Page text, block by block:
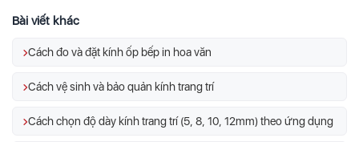
Bài viết khác
Cách đo và đặt kính ốp bếp in hoa văn
Cách vệ sinh và bảo quản kính trang trí
Cách chọn độ dày kính trang trí (5, 8, 10, 12mm) theo ứng dụng